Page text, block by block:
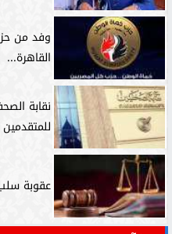
وفد من
القاهرة...
نقابة
عقوبة سلب